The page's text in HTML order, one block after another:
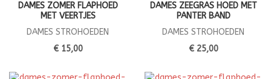
DAMES ZOMER FLAPHOED
MET VEERTJES
DAMES STROHOEDEN
€ 15,00
DAMES ZEEGRAS HOED MET
PANTER BAND
DAMES STROHOEDEN
€ 25,00